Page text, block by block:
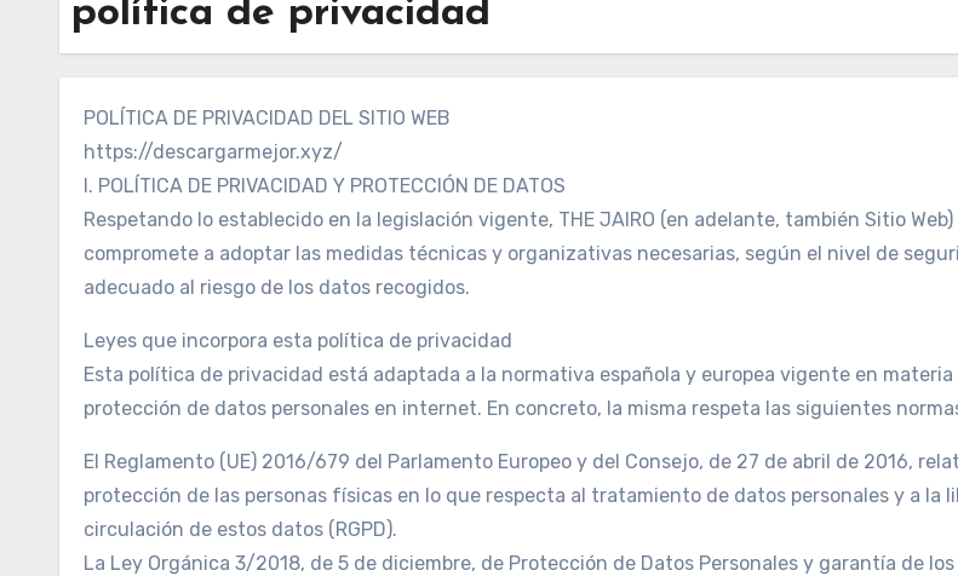
política de privacidad
POLÍTICA DE PRIVACIDAD DEL SITIO WEB
https://descargarmejor.xyz/
I. POLÍTICA DE PRIVACIDAD Y PROTECCIÓN DE DATOS
Respetando lo establecido en la legislación vigente, THE JAIRO (en adelante, también Sitio Web)
compromete a adoptar las medidas técnicas y organizativas necesarias, según el nivel de
adecuado al riesgo de los datos recogidos.
Leyes que incorpora esta política de privacidad
Esta política de privacidad está adaptada a la normativa española y europea vigente en materia
protección de datos personales en internet. En concreto, la misma respeta las siguientes
El Reglamento (UE) 2016/679 del Parlamento Europeo y del Consejo, de 27 de abril de 2016,
protección de las personas físicas en lo que respecta al tratamiento de datos personales y a la
circulación de estos datos (RGPD).
La Ley Orgánica 3/2018, de 5 de diciembre, de Protección de Datos Personales y garantía de los